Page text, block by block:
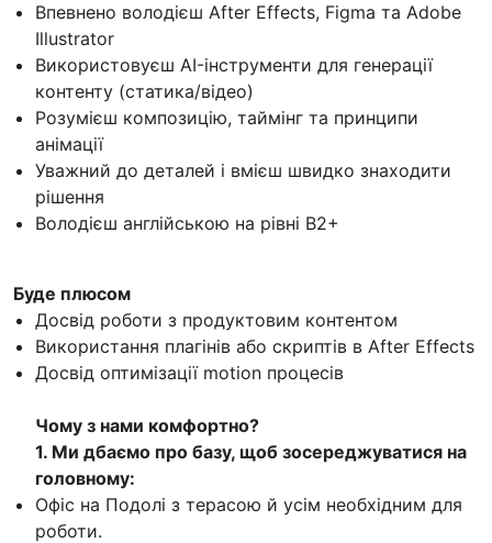
Впевнено володієш After Effects, Figma та Adobe
Illustrator
Використовуєш AI-інструменти для генерації
контенту (статика/відео)
Розумієш композицію, таймінг та принципи
анімації
Уважний до деталей і вмієш швидко знаходити
рішення
Володієш англійською на рівні B2+
Буде плюсом
Досвід роботи з продуктовим контентом
Використання плагінів або скриптів в After Effects
Досвід оптимізації motion процесів
Чому з нами комфортно?
1. Ми дбаємо про базу, щоб зосереджуватися на
головному:
Офіс на Подолі з терасою й усім необхідним для
роботи.